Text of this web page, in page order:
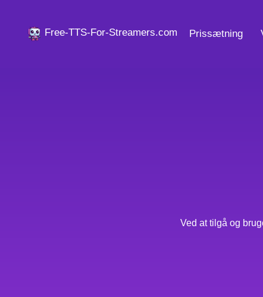
Free-TTS-For-Streamers.com Prissætning
Ved at tilgå og